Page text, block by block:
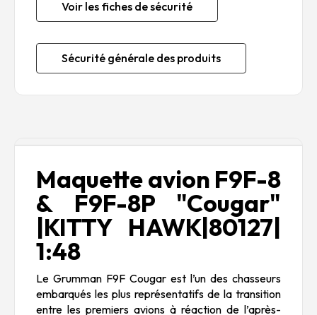
Voir les fiches de sécurité
Sécurité générale des produits
Maquette avion F9F-8
& F9F-8P "Cougar"
|KITTY HAWK|80127|
1:48
Le Grumman F9F Cougar est l’un des chasseurs
embarqués les plus représentatifs de la transition
entre les premiers avions à réaction de l’après-